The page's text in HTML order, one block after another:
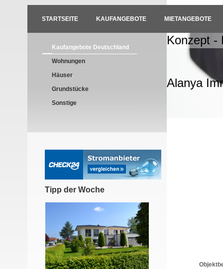
STARTSEITE KAUFANGEBOTE MIETANGEBOTE
Kaufangebote Deutschland
Wohnungen
Häuser
Grundstücke
Sonstige
Tipp der Woche
Konzept -
Alanya